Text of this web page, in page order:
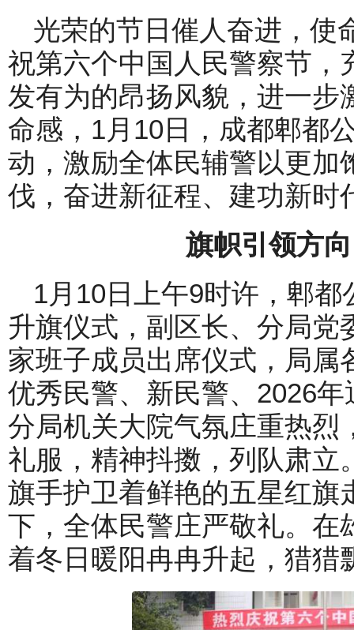
光荣的节日催人奋进，使
祝第六个中国人民警察节，
发有为的昂扬风貌，进一步
命感，1月10日，成都郫都
动，激励全体民辅警以更加
伐，奋进新征程、建功新时
旗帜引领方
1月10日上午9时许，郫
升旗仪式，副区长、分局
家班子成员出席仪式，局
优秀民警、新民警、2026
分局机关大院气氛庄重热烈
礼服，精神抖擞，列队肃立
旗手护卫着鲜艳的五星红旗
下，全体民警庄严敬礼。在
着冬日暖阳冉冉升起，猎猎